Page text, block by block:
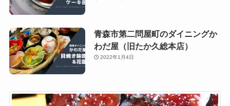
青森市第二問屋町のダイニングか
わだ屋（旧たか久総本店）
2022年1月4日